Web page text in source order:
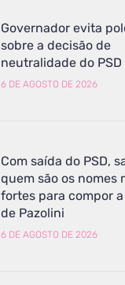
Governador evita
sobre a decisão de
neutralidade do PSD
6 DE AGOSTO DE 2026
Com saída do PSD,
quem são os nomes
fortes para compor
de Pazolini
6 DE AGOSTO DE 2026